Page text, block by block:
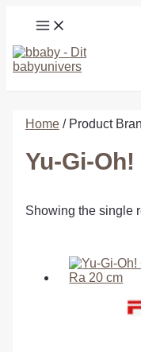
MAIN
MENU
Home/ Product
Yu-Gi-Oh!
Showing the single